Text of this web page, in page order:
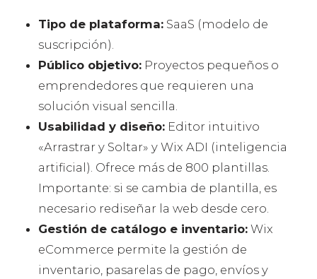
Tipo de plataforma: SaaS (modelo de
suscripción).
Público objetivo: Proyectos pequeños o
emprendedores que requieren una
solución visual sencilla.
Usabilidad y diseño: Editor intuitivo
«Arrastrar y Soltar» y Wix ADI (inteligencia
artificial). Ofrece más de 800 plantillas.
Importante: si se cambia de plantilla, es
necesario rediseñar la web desde cero.
Gestión de catálogo e inventario: Wix
eCommerce permite la gestión de
inventario, pasarelas de pago, envíos y